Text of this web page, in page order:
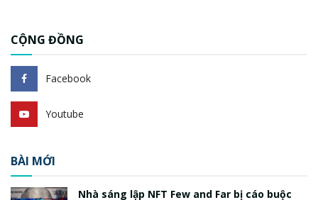
CỘNG ĐỒNG
Facebook
Youtube
BÀI MỚI
Nhà sáng lập NFT Few and Far bị cáo buộc